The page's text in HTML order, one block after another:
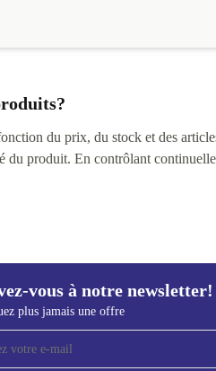
du prix, du stock et des
produit. En contrôlant
vous à notre newsletter!
plus jamais une offre
de